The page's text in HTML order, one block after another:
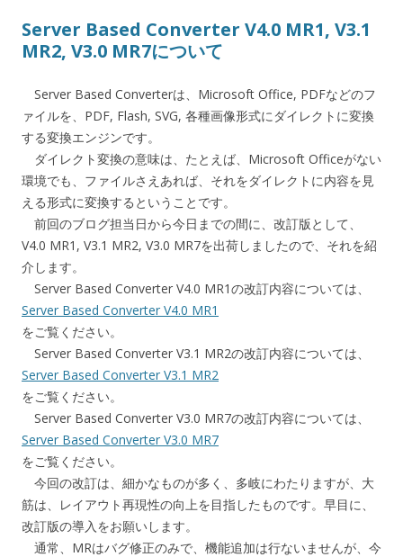
Server Based Converter V4.0 MR1, V3.1
MR2, V3.0 MR7について
Server Based Converterは、Microsoft Office, PDFなどのフ
ァイルを、PDF, Flash, SVG, 各種画像形式にダイレクトに変換
する変換エンジンです。
ダイレクト変換の意味は、たとえば、Microsoft Officeがない
環境でも、ファイルさえあれば、それをダイレクトに内容を見
える形式に変換するということです。
前回のブログ担当日から今日までの間に、改訂版として、
V4.0 MR1, V3.1 MR2, V3.0 MR7を出荷しましたので、それを紹
介します。
Server Based Converter V4.0 MR1の改訂内容については、
Server Based Converter V4.0 MR1
をご覧ください。
Server Based Converter V3.1 MR2の改訂内容については、
Server Based Converter V3.1 MR2
をご覧ください。
Server Based Converter V3.0 MR7の改訂内容については、
Server Based Converter V3.0 MR7
をご覧ください。
今回の改訂は、細かなものが多く、多岐にわたりますが、大
筋は、レイアウト再現性の向上を目指したものです。早目に、
改訂版の導入をお願いします。
通常、MRはバグ修正のみで、機能追加は行ないませんが、今